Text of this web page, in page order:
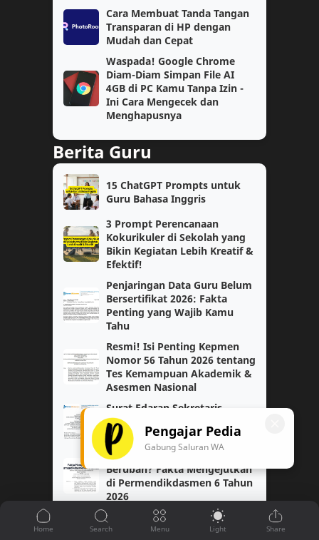
Kelas 4
PAS
Semester 1
jaringan kelas 2
Coding
Guru Kelas
Kokurikuler
PJOK
Pendidikan Pancasila Sejarah
Bahasa Jawa Bahasa Jepang
Capaian Pembelajaran
Cara Membuat Tanda Tangan
Transparan di HP dengan
Mudah dan Cepat
Waspada! Google Chrome
Diam-Diam Simpan File AI
4GB di PC Kamu Tanpa Izin -
Ini Cara Mengecek dan
Menghapusnya
Berita Guru
15 ChatGPT Prompts untuk
Guru Bahasa Inggris
3 Prompt Perencanaan
Kokurikuler di Sekolah yang
Bikin Kegiatan Lebih Kreatif &
Efektif!
Penjaringan Data Guru Belum
Bersertifikat 2026: Fakta
Penting yang Wajib Kamu
Tahu
Resmi! Isi Penting Kepmen
Nomor 56 Tahun 2026 tentang
Tes Kemampuan Akademik &
Asesmen Nasional
Surat Edaran Sekretaris
Jenderal Nomor 2 Tahun 2026
tentang Jam Kerja Ramadan
Sekolah Aman dan Nyaman
Berubah? Fakta Mengejutkan
di Permendikdasmen 6 Tahun
2026
Download Kepmendikdasmen
Nomor 14 Tahun 2026: Juknis
Pengajar Pedia
Gabung Saluran WA